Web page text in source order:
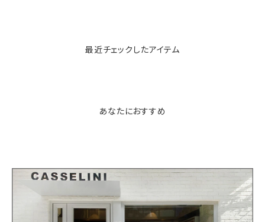
最近チェックしたアイテム
あなたにおすすめ